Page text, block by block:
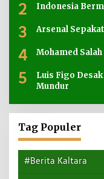
2 Indonesia
3 Arsenal
4 Mohamed
5
Luis Figo
Mundur
Tag Populer
#Berita Kaltara